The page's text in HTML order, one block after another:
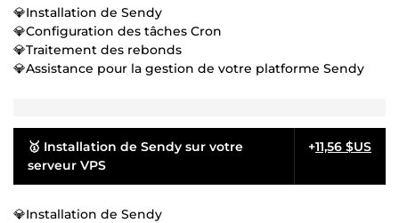
💎Installation de Sendy
💎Configuration des tâches Cron
💎Traitement des rebonds
💎Assistance pour la gestion de votre platforme Sendy
🥇 Installation de Sendy sur votre
serveur VPS
+11,56 $US
💎Installation de Sendy